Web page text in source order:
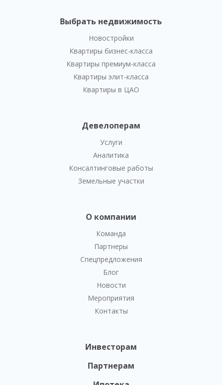
Выбрать недвижимость
Новостройки
Квартиры бизнес-класса
Квартиры премиум-класса
Квартиры элит-класса
Квартиры в ЦАО
Девелоперам
Услуги
Аналитика
Консалтинговые работы
Земельные участки
О компании
Команда
Партнеры
Спецпредложения
Блог
Новости
Мероприятия
Контакты
Инвесторам
Партнерам